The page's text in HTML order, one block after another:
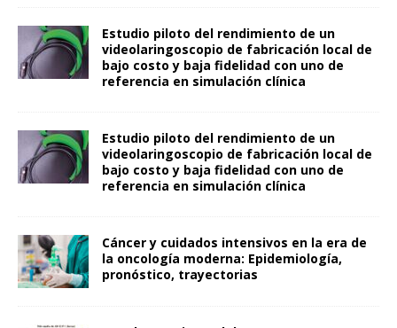
Estudio piloto del rendimiento de un
videolaringoscopio de fabricación local de
bajo costo y baja fidelidad con uno de
referencia en simulación clínica
Estudio piloto del rendimiento de un
videolaringoscopio de fabricación local de
bajo costo y baja fidelidad con uno de
referencia en simulación clínica
Cáncer y cuidados intensivos en la era de
la oncología moderna: Epidemiología,
pronóstico, trayectorias